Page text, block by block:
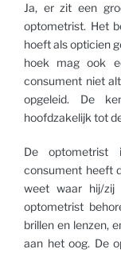
Ja, er zit een
optometrist. Het
hoeft als opticien
hoek mag ook
consument niet
opgeleid. De
hoofdzakelijk tot
De optometrist
consument heeft
weet waar hij/
optometrist
brillen en lenzen,
aan het oog. De